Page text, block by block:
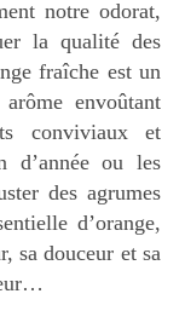
notre odorat,
la qualité des
fraîche est un
envoûtant
conviviaux et
d’année ou les
des agrumes
d’orange,
sa douceur et sa